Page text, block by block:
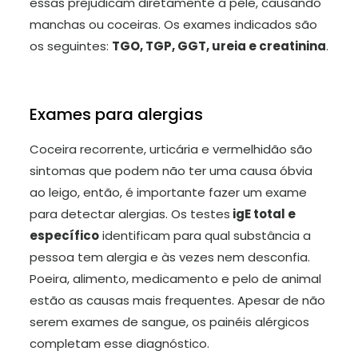
manchas ou coceiras. Os exames indicados são
os seguintes: TGO, TGP, GGT, ureia e creatinina.
Exames para alergias
Coceira recorrente, urticária e vermelhidão são
sintomas que podem não ter uma causa óbvia
ao leigo, então, é importante fazer um exame
para detectar alergias. Os testes igE total e
específicoidentificam para qual substância a
pessoa tem alergia e às vezes nem desconfia.
Poeira, alimento, medicamento e pelo de animal
estão as causas mais frequentes. Apesar de não
serem exames de sangue, os painéis alérgicos
completam esse diagnóstico.